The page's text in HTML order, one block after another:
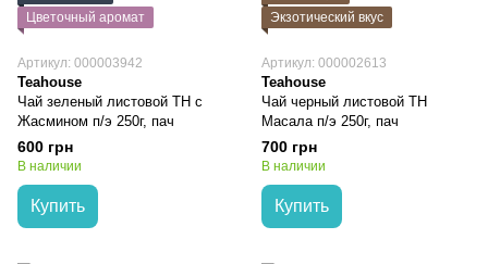
Цветочный аромат
Артикул: 000003942
Teahouse
Чай зеленый листовой TH с
Жасмином п/э 250г, пач
600 грн
В наличии
Купить
Экзотический вкус
Артикул: 000002613
Teahouse
Чай черный листовой TH
Масала п/э 250г, пач
700 грн
В наличии
Купить